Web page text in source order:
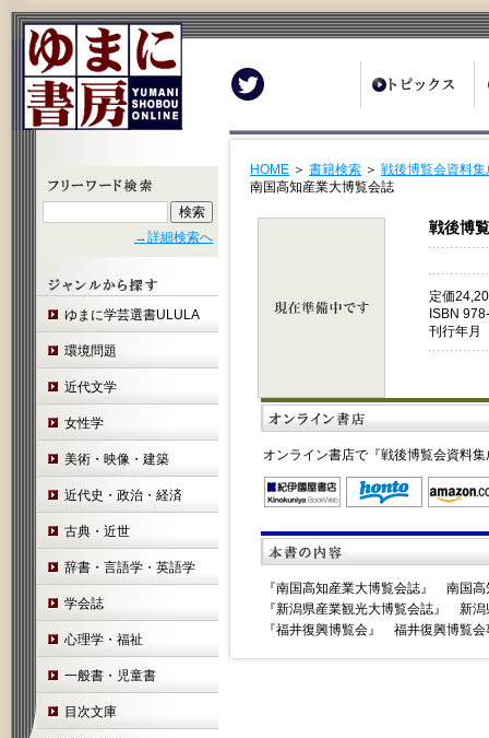
→詳細検索へ
ゆまに学芸選書ULULA
環境問題
近代文学
女性学
美術・映像・建築
近代史・政治・経済
古典・近世
辞書・言語学・英語学
学会誌
心理学・福祉
一般書・児童書
目次文庫
HOME ＞ 書籍検索 ＞ 戦後博覧会資料
南国高知産業大博覧会誌
戦後博
定価
ISBN
刊行年
オンライン書店で『戦後博覧会資料
『南国高知産業大博覧会誌』 南国
『新潟県産業観光大博覧会誌』 新
『福井復興博覧会』 福井復興博覧